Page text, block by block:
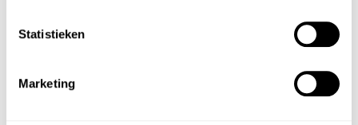
Statistieken
Marketing